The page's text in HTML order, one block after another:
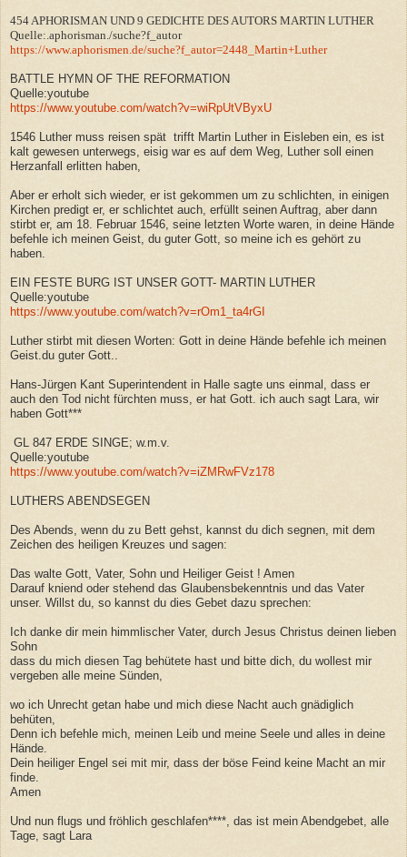
454 APHORISMAN UND 9 GEDICHTE DES AUTORS MARTIN LUTHER
Quelle:.aphorisman./suche?f_autor
https://www.aphorismen.de/suche?f_autor=2448_Martin+Luther
BATTLE HYMN OF THE REFORMATION
Quelle:youtube
https://www.youtube.com/watch?v=wiRpUtVByxU
1546 Luther muss reisen spät trifft Martin Luther in Eisleben ein, es ist
kalt gewesen unterwegs, eisig war es auf dem Weg, Luther soll einen
Herzanfall erlitten haben,
Aber er erholt sich wieder, er ist gekommen um zu schlichten, in einigen
Kirchen predigt er, er schlichtet auch, erfüllt seinen Auftrag, aber dann
stirbt er, am 18. Februar 1546, seine letzten Worte waren, in deine Hände
befehle ich meinen Geist, du guter Gott, so meine ich es gehört zu
haben.
EIN FESTE BURG IST UNSER GOTT- MARTIN LUTHER
Quelle:youtube
https://www.youtube.com/watch?v=rOm1_ta4rGI
Luther stirbt mit diesen Worten: Gott in deine Hände befehle ich meinen
Geist.du guter Gott..
Hans-Jürgen Kant Superintendent in Halle sagte uns einmal, dass er
auch den Tod nicht fürchten muss, er hat Gott. ich auch sagt Lara, wir
haben Gott***
GL 847 ERDE SINGE; w.m.v.
Quelle:youtube
https://www.youtube.com/watch?v=iZMRwFVz178
LUTHERS ABENDSEGEN
Des Abends, wenn du zu Bett gehst, kannst du dich segnen, mit dem
Zeichen des heiligen Kreuzes und sagen:
Das walte Gott, Vater, Sohn und Heiliger Geist ! Amen
Darauf kniend oder stehend das Glaubensbekenntnis und das Vater
unser. Willst du, so kannst du dies Gebet dazu sprechen:
Ich danke dir mein himmlischer Vater, durch Jesus Christus deinen lieben
Sohn
dass du mich diesen Tag behütete hast und bitte dich, du wollest mir
vergeben alle meine Sünden,
wo ich Unrecht getan habe und mich diese Nacht auch gnädiglich
behüten,
Denn ich befehle mich, meinen Leib und meine Seele und alles in deine
Hände.
Dein heiliger Engel sei mit mir, dass der böse Feind keine Macht an mir
finde.
Amen
Und nun flugs und fröhlich geschlafen****, das ist mein Abendgebet, alle
Tage, sagt Lara